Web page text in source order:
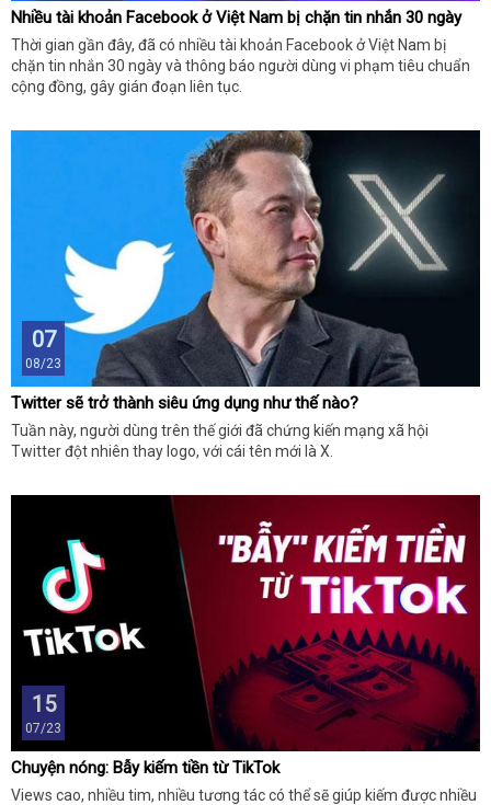
Nhiều tài khoản Facebook ở Việt Nam bị chặn tin nhắn 30 ngày
Thời gian gần đây, đã có nhiều tài khoản Facebook ở Việt Nam bị
chặn tin nhắn 30 ngày và thông báo người dùng vi phạm tiêu chuẩn
cộng đồng, gây gián đoạn liên tục.
07
08/23
Twitter sẽ trở thành siêu ứng dụng như thế nào?
Tuần này, người dùng trên thế giới đã chứng kiến mạng xã hội
Twitter đột nhiên thay logo, với cái tên mới là X.
15
07/23
Chuyện nóng: Bẫy kiếm tiền từ TikTok
Views cao, nhiều tim, nhiều tương tác có thể sẽ giúp kiếm được nhiều